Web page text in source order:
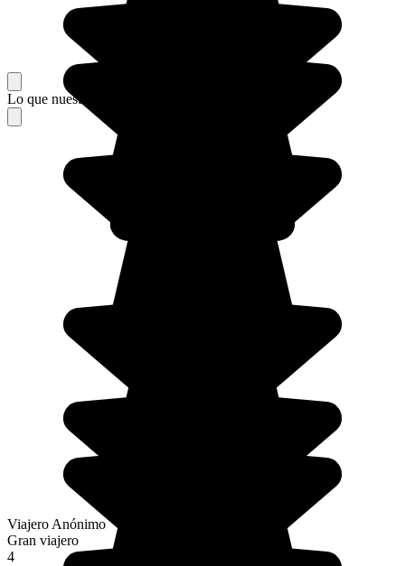
Lo que nuestros viajeros piensan de su estancia
Viajero Anónimo
Gran viajero
4